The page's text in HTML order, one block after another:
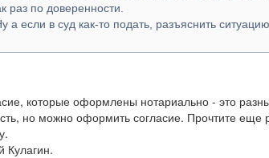
раз по доверенности.
а если в суд как-то подать, разъяснить
которые оформлены нотариально - это
но можно оформить согласие. Прочтите еще
Кулагин.